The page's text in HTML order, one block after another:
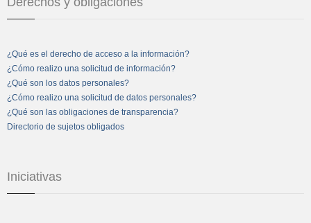
¿Qué es el derecho de acceso a la información?
¿Cómo realizo una solicitud de información?
¿Qué son los datos personales?
¿Cómo realizo una solicitud de datos personales?
¿Qué son las obligaciones de transparencia?
Directorio de sujetos obligados
Iniciativas